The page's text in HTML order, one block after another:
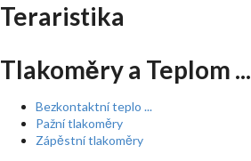
Teraristika
Tlakoměry a Teplom ...
Bezkontaktní teplo ...
Pažní tlakoměry
Zápěstní tlakoměry